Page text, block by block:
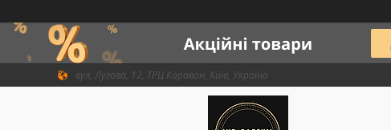
вул, Лугова, 12, ТРЦ Караван, Київ, Україна